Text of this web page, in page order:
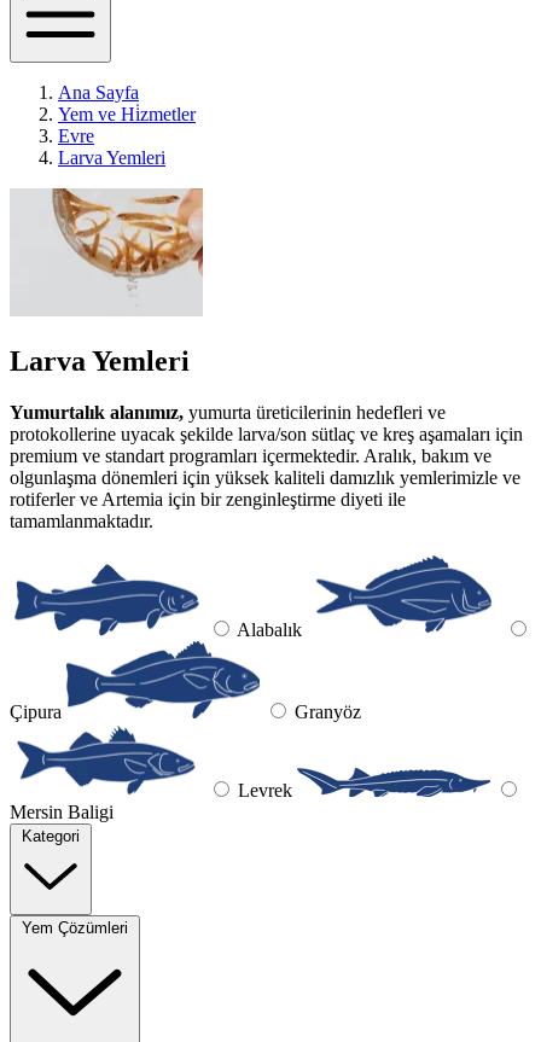
Ana Sayfa
Yem ve Hi̇zmetler
Evre
Larva Yemleri
Larva Yemleri
Yumurtalık alanımız, yumurta üreticilerinin hedefleri ve
protokollerine uyacak şekilde larva/son sütlaç ve kreş aşamaları için
premium ve standart programları içermektedir. Aralık, bakım ve
olgunlaşma dönemleri için yüksek kaliteli damızlık yemlerimizle ve
rotiferler ve Artemia için bir zenginleştirme diyeti ile
tamamlanmaktadır.
Alabalık
Çipura Granyöz
Levrek
Mersin Baligi
Kategori
Yem Çözümleri